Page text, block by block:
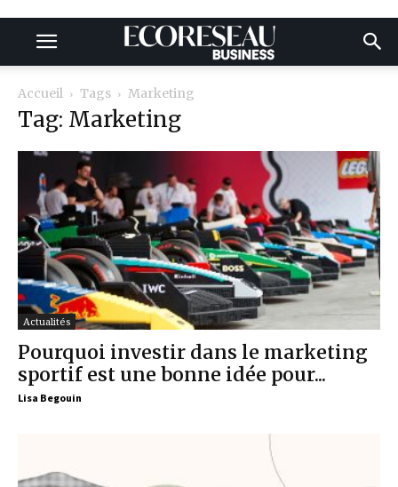
Accueil Tags Marketing
Tag: Marketing
Actualités
Pourquoi investir dans le marketing
sportif est une bonne idée pour...
Lisa Begouin